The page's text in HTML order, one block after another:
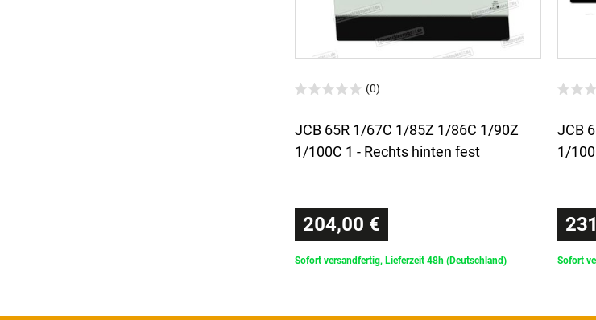
(0)
JCB 65R 1/67C 1/85Z 1/86C 1/90Z
1/100C 1 - Rechts hinten fest
204,00 €
Sofort versandfertig, Lieferzeit 48h (Deutschland)
JCB
1/
Sofort